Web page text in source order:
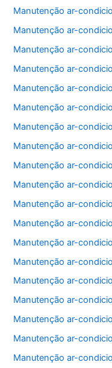
Manutenção ar-
Manutenção ar-
Manutenção ar-
Manutenção ar-
Manutenção ar-
Manutenção ar-
Manutenção ar-
Manutenção ar-
Manutenção ar-
Manutenção ar-
Manutenção ar-
Manutenção ar-
Manutenção ar-
Manutenção ar-
Manutenção ar-
Manutenção ar-
Manutenção ar-
Manutenção ar-
Manutenção ar-